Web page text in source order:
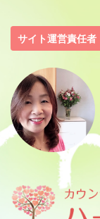
サイト運営責任者